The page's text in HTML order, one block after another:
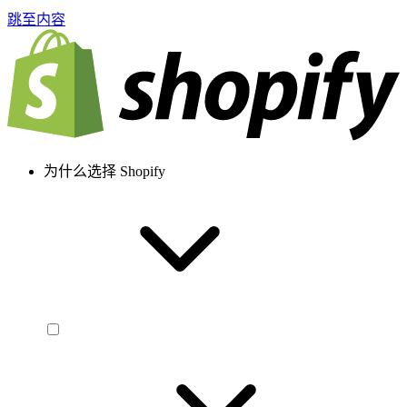
跳至内容
为什么选择 Shopify